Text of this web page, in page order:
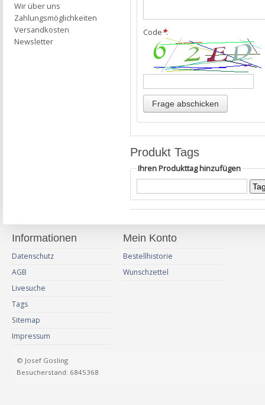
Code*:
Produkt Tags
Ihren Produkttag hinzufügen
Wir über uns
Zahlungsmöglichkeiten
Versandkosten
Newsletter
Informationen
Datenschutz
AGB
Livesuche
Tags
Sitemap
Impressum
Mein Konto
Bestellhistorie
Wunschzettel
© Josef Gosling
Besucherstand: 6845368